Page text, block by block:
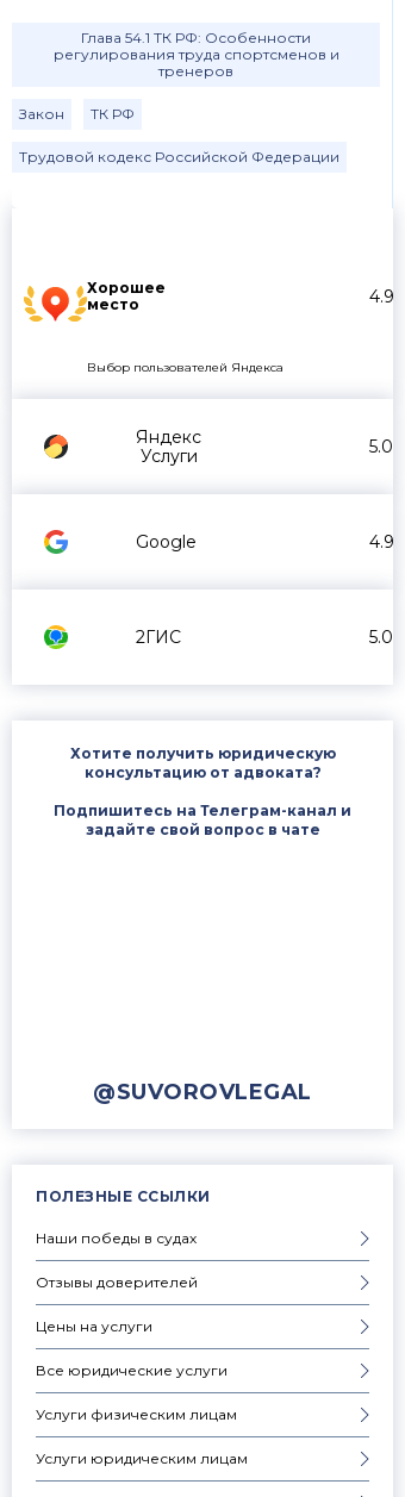
Хорошее
место
4.9
Выбор пользователей Яндекса
Яндекс
Услуги
5.0
Google 4.9
2ГИС 5.0
Хотите получить юридическую
консультацию от адвоката?
Подпишитесь на Телеграм-канал и
задайте свой вопрос в чате
@SUVOROVLEGAL
ПОЛЕЗНЫЕ ССЫЛКИ
Наши победы в судах
Отзывы доверителей
Цены на услуги
Все юридические услуги
Услуги физическим лицам
Услуги юридическим лицам
Глава 54.1 ТК РФ: Особенности
регулирования труда спортсменов и
тренеров
Закон ТК РФ
Трудовой кодекс Российской Федерации